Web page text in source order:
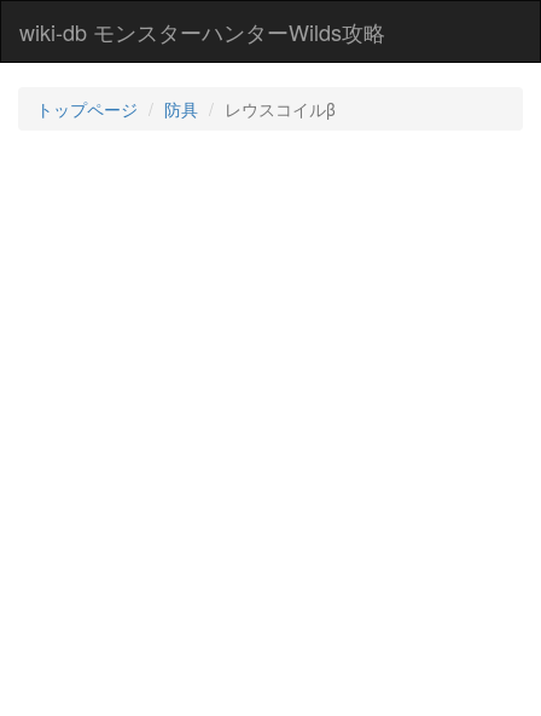
wiki-db モンスターハンターWilds攻略
トップページ 防具 レウスコイルβ